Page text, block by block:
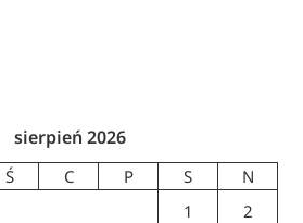
sierpień 2026
Ś C P S
N
1
2